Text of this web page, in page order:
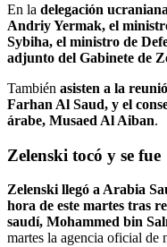
En la delegación
Andriy Yermak, el
Sybiha, el ministro de
adjunto del Gabinete de
También asisten a la
Farhan Al Saud, y el
árabe, Musaed Al Aiban.
Zelenski tocó y se fue
Zelenski llegó a Arabia
hora de este martes tras
saudí, Mohammed bin
martes la agencia oficial de